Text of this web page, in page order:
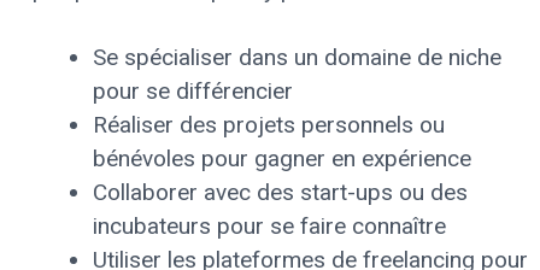
Se spécialiser dans un domaine de niche
pour se différencier
Réaliser des projets personnels ou
bénévoles pour gagner en expérience
Collaborer avec des start-ups ou des
incubateurs pour se faire connaître
Utiliser les plateformes de freelancing pour